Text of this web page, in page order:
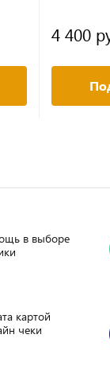
4 400
в выборе
картой
чеки